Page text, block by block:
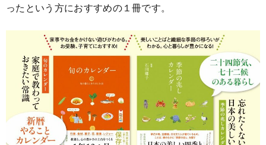
ったという方におすすめの１冊です。